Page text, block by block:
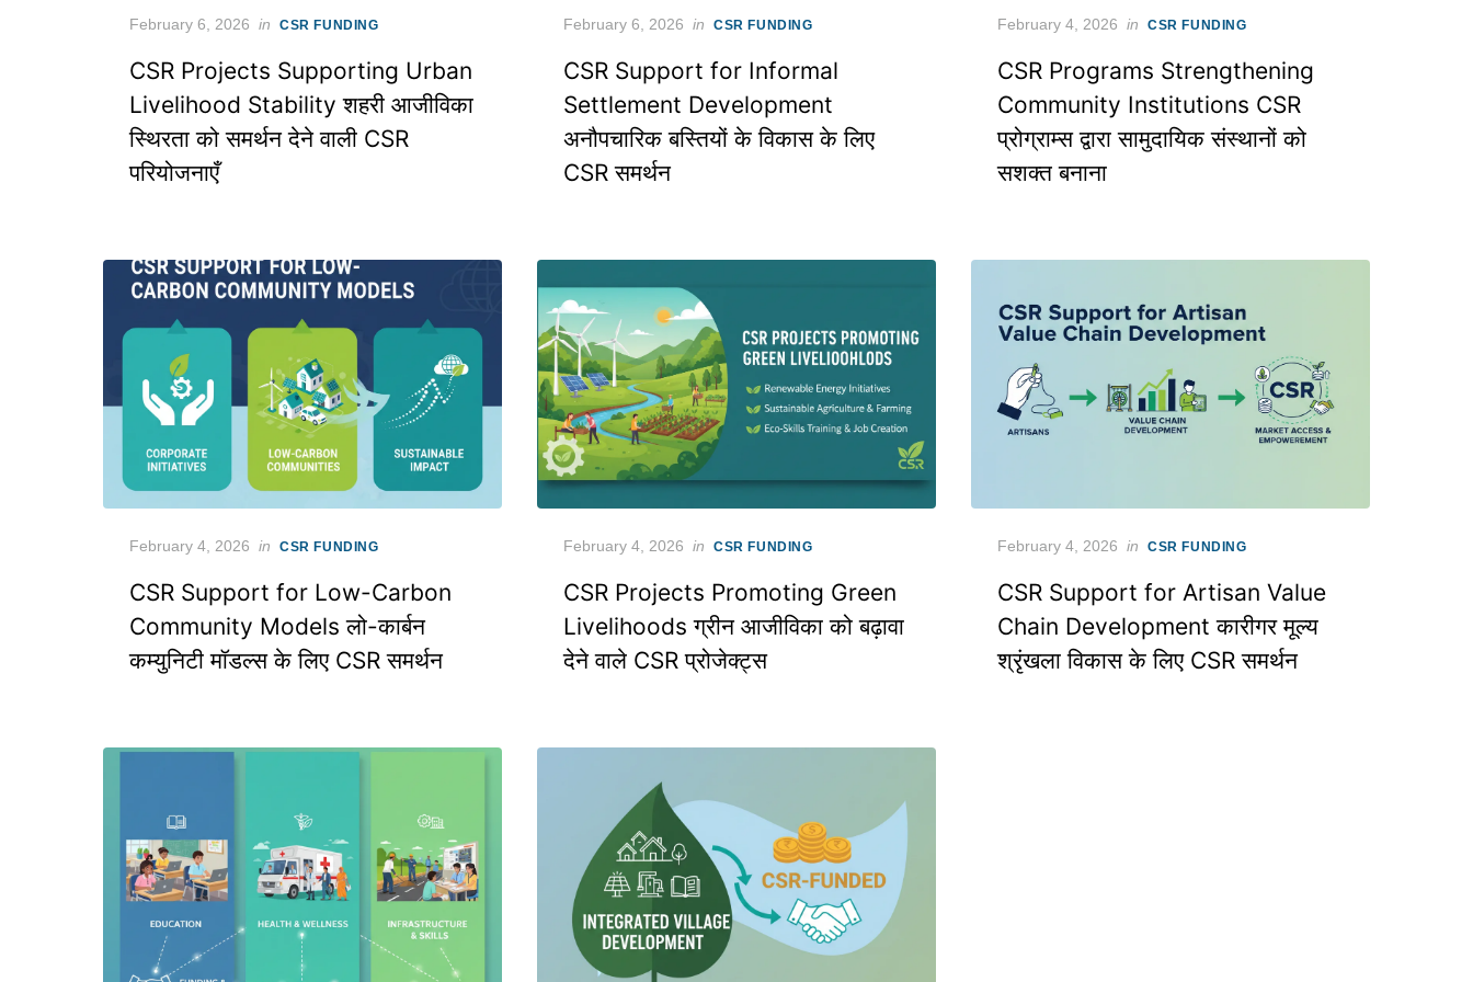
Posted
February 6, 2026 in CSR FUNDING
CSR Projects Supporting Urban
Livelihood Stability शहरी आजीविका
स्थिरता को समर्थन देने वाली CSR
परियोजनाएँ
Posted
February 6, 2026 in CSR FUNDING
CSR Support for Informal
Settlement Development
अनौपचारिक बस्तियों के विकास के लिए
CSR समर्थन
Posted
February 4, 2026 in CSR FUNDING
CSR Programs Strengthening
Community Institutions CSR
प्रोग्राम्स द्वारा सामुदायिक संस्थानों को
सशक्त बनाना
Posted
February 4, 2026 in CSR FUNDING
CSR Support for Low-Carbon
Community Models लो-कार्बन
कम्युनिटी मॉडल्स के लिए CSR समर्थन
Posted
February 4, 2026 in CSR FUNDING
CSR Projects Promoting Green
Livelihoods ग्रीन आजीविका को बढ़ावा
देने वाले CSR प्रोजेक्ट्स
Posted
February 4, 2026 in CSR FUNDING
CSR Support for Artisan Value
Chain Development कारीगर मूल्य
श्रृंखला विकास के लिए CSR समर्थन